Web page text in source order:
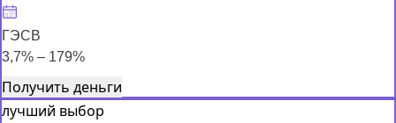
ГЭСВ
3,7% – 179%
Получить деньги
лучший выбор